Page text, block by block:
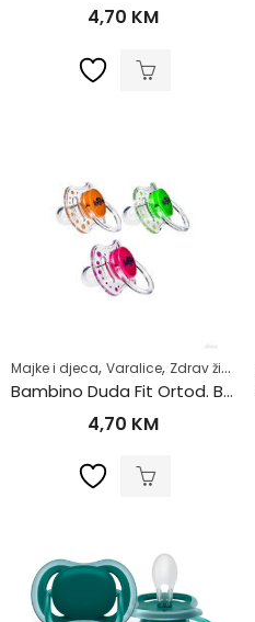
4,70 KM
Majke i djeca, Varalice, Zdrav život
Bambino Duda Fit Ortod. Br. 3
4,70 KM